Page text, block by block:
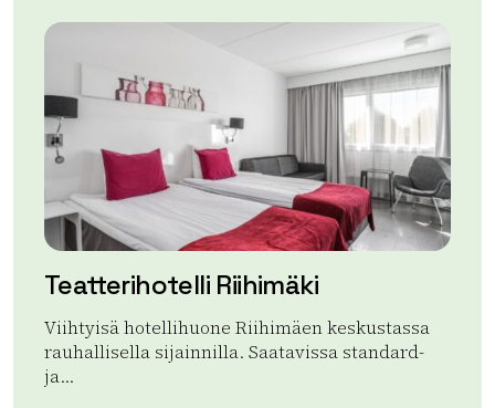
Teatterihotelli Riihimäki
Viihtyisä hotellihuone Riihimäen keskustassa
rauhallisella sijainnilla. Saatavissa standard-
ja...